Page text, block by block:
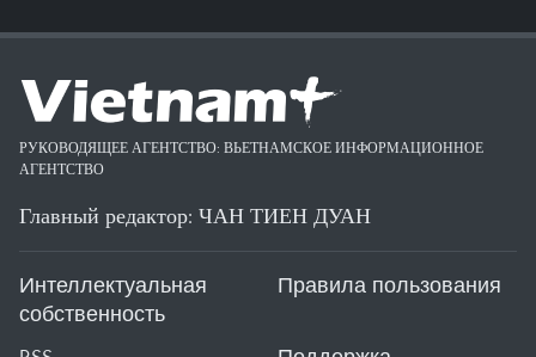
РУКОВОДЯЩЕЕ АГЕНТСТВО: ВЬЕТНАМСКОЕ ИНФОРМАЦИОННОЕ
АГЕНТСТВО
Главный редактор: ЧАН ТИЕН ДУАН
Интеллектуальная
собственность
Правила пользования